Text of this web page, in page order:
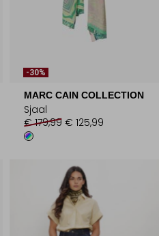
-30%
MARC CAIN COLLECTION
Sjaal
€ 179,99 € 125,99